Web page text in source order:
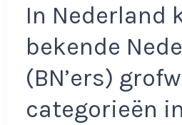
In Nederland
bekende
(BN’ers)
categorieën